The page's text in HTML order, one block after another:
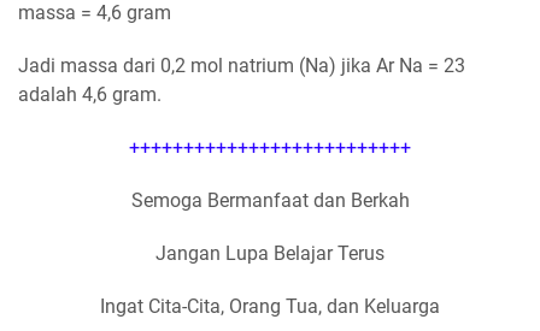
massa = 4,6 gram
Jadi massa dari 0,2 mol natrium (Na) jika Ar Na = 23
adalah 4,6 gram.
++++++++++++++++++++++++++
Semoga Bermanfaat dan Berkah
Jangan Lupa Belajar Terus
Ingat Cita-Cita, Orang Tua, dan Keluarga